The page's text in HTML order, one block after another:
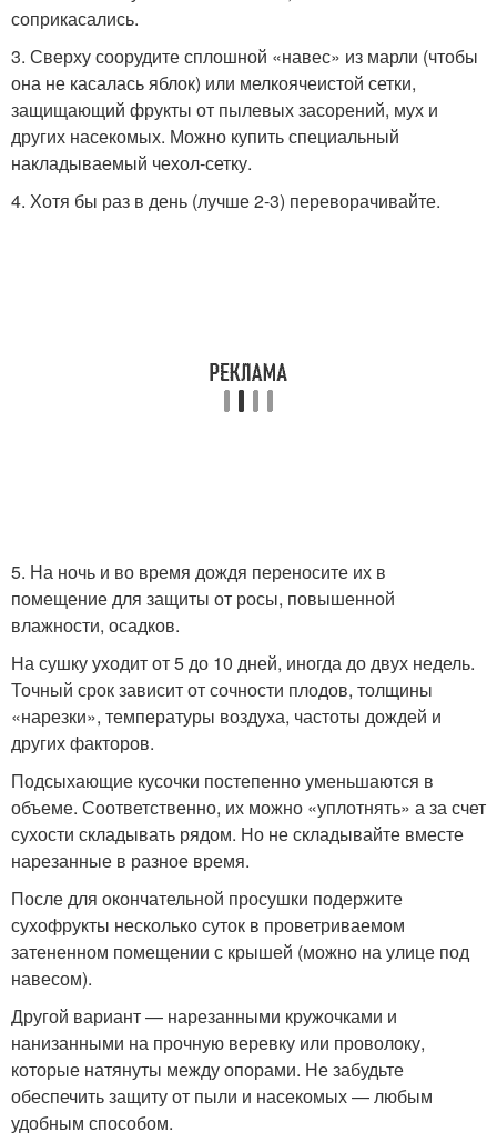
соприкасались.
3. Сверху соорудите сплошной «навес» из марли (чтобы
она не касалась яблок) или мелкоячеистой сетки,
защищающий фрукты от пылевых засорений, мух и
других насекомых. Можно купить специальный
накладываемый чехол-сетку.
4. Хотя бы раз в день (лучше 2-3) переворачивайте.
5. На ночь и во время дождя переносите их в
помещение для защиты от росы, повышенной
влажности, осадков.
На сушку уходит от 5 до 10 дней, иногда до двух недель.
Точный срок зависит от сочности плодов, толщины
«нарезки», температуры воздуха, частоты дождей и
других факторов.
Подсыхающие кусочки постепенно уменьшаются в
объеме. Соответственно, их можно «уплотнять» а за счет
сухости складывать рядом. Но не складывайте вместе
нарезанные в разное время.
После для окончательной просушки подержите
сухофрукты несколько суток в проветриваемом
затененном помещении с крышей (можно на улице под
навесом).
Другой вариант — нарезанными кружочками и
нанизанными на прочную веревку или проволоку,
которые натянуты между опорами. Не забудьте
обеспечить защиту от пыли и насекомых — любым
удобным способом.